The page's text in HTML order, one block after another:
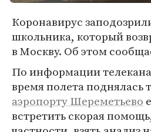
Коронавирус
школьника, который
в Москву. Об этом
По информации
время полета поднялась
аэропорту Шереметьево
встретить скорая